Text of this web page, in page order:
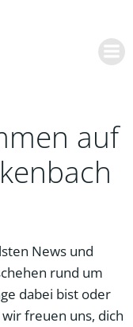
auf
News und
rund um
dabei bist oder
freuen uns, dich